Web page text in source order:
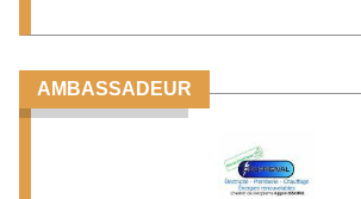
AMBASSADEUR